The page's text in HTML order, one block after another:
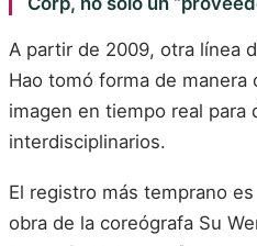
A partir de 2009, otra línea
Hao tomó forma de manera
imagen en tiempo real para
interdisciplinarios.
El registro más temprano
obra de la coreógrafa Su